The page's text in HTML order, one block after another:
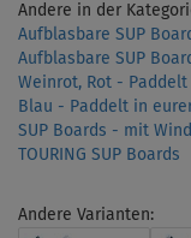
Andere in der
Aufblasbare SUP
Aufblasbare SUP
Weinrot, Rot -
Blau - Paddelt in
SUP Boards - mit
TOURING SUP Boards
Andere Varianten: